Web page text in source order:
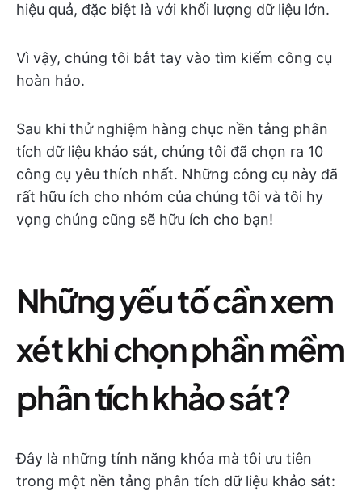
hiệu quả, đặc biệt là với khối lượng dữ liệu lớn.
Vì vậy, chúng tôi bắt tay vào tìm kiếm công cụ
hoàn hảo.
Sau khi thử nghiệm hàng chục nền tảng phân
tích dữ liệu khảo sát, chúng tôi đã chọn ra 10
công cụ yêu thích nhất. Những công cụ này đã
rất hữu ích cho nhóm của chúng tôi và tôi hy
vọng chúng cũng sẽ hữu ích cho bạn!
Những yếu tố cần xem
xét khi chọn phần mềm
phân tích khảo sát?
Đây là những tính năng khóa mà tôi ưu tiên
trong một nền tảng phân tích dữ liệu khảo sát: